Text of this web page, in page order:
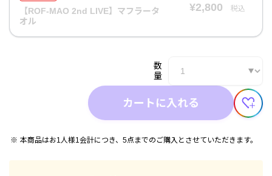
【ROF-MAO 2nd LIVE】マフラータ
オル
¥2,800 税込
数
量
カートに入れる
本商品はお1人様1会計につき、5点までのご購入とさせていただきます。